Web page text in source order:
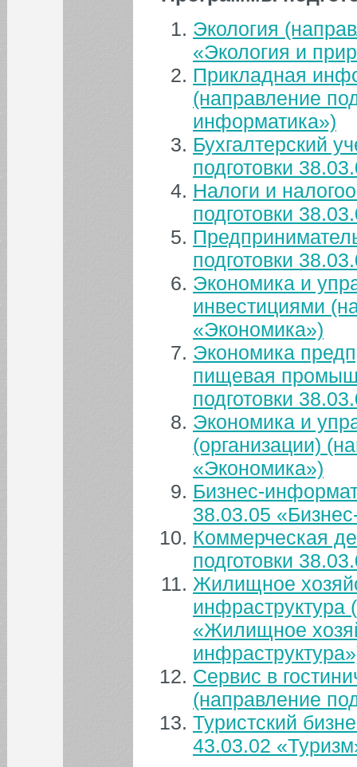
Вопросы
КАЛЕНДАРЬ СОБЫТИЙ СГЭУ
Сен
1 2
8 9
14 15 16
22 23
28 29 30
БИБЛИОТЕКА
ОБЪЯВЛЕНИЯ
Все объявления
Экология
«Экология и
Прикладная
(направление
информатика»)
Бухгалтерский
подготовки
Налоги и
подготовки
подготовки
Экономика и
инвестициями
«Экономика»)
Экономика
пищевая
подготовки
Экономика и
(организации)
«Экономика»)
Бизнес-
38.03.05
Коммерческая
подготовки
Жилищное
инфраструктура
«Жилищное
Сервис в
(направление
Туристский
43.03.02